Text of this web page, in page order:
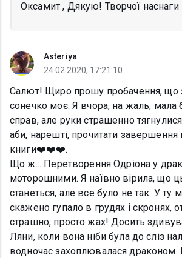
Оксамит , Дякую! Творчої
Asteriya
24.02.2020, 17:21:10
Салют! Щиро прошу пробачення, що
сонечко моє. Я вчора, на жаль, мала
справ, але руки страшенно
аби, нарешті, прочитати завершення
книги❤️❤️❤️.
Що ж... Перетворення Одріона у
моторошними. Я наївно вірила, що
станеться, але все було не так. У ту
скажено гупало в грудях і скронях,
страшно, просто жах! Досить
Ляни, коли вона ніби була до сліз
водночас захоплювалася драконом.